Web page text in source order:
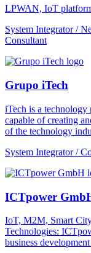
LPWAN, IoT
System Integrator /
Consultant
Grupo iTech
iTech is a technology
capable of creating
of the technology
System Integrator /
ICTpower
IoT, M2M, Smart
Technologies:
business